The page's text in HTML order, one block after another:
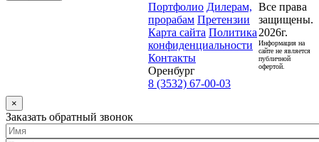
Портфолио Дилерам,
прорабам Претензии
Карта сайта Политика
конфиденциальности
Контакты
Оренбург
8 (3532) 67-00-03
Все права
защищены.
2026г.
Информация на
сайте не является
публичной
офертой.
×
Заказать обратный звонок